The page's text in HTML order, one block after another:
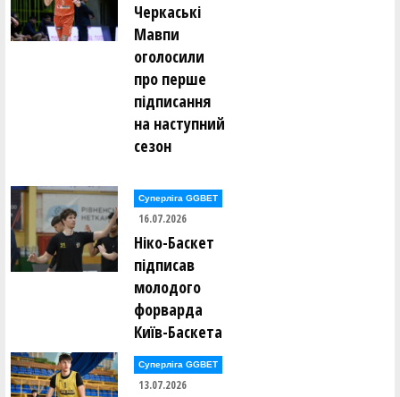
Черкаські
Мавпи
оголосили
про перше
підписання
на наступний
сезон
Суперліга GGBET
16.07.2026
Ніко-Баскет
підписав
молодого
форварда
Київ-Баскета
Суперліга GGBET
13.07.2026